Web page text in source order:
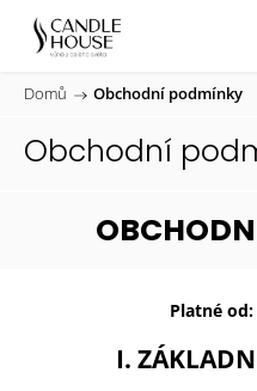
Domů / Obchodní podmínky
Obchodní
Platné od:
I.